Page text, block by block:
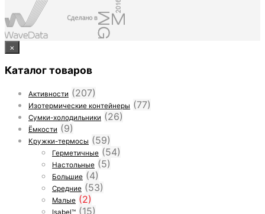
×
Каталог товаров
Активности (207)
Изотермические контейнеры (77)
Сумки-холодильники (26)
Ёмкости (9)
Кружки-термосы (59)
Герметичные (54)
Настольные (5)
Большие (4)
Средние (53)
Малые (2)
Isabel™ (15)